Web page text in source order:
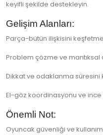
keyifli şekilde destekleyin.
Gelişim Alanları:
Parça-bütün ilişkisini
Problem çözme ve
Dikkat ve odaklanma
El-göz koordinasyonu ve
Önemli Not:
Oyuncak güvenliği ve